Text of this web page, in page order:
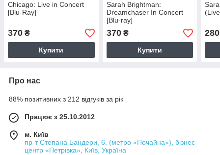
Chicago: Live in Concert
[Blu-Ray]
370 ₴
Купити
Sarah Brightman:
Dreamchaser In Concert
[Blu-ray]
370₴
Купити
280
Про нас
88% позитивних з 212 відгуків за рік
Працює з 25.10.2012
м. Київ
пр-т Степана Бандери, 6. (метро «Почайна»), бізнес-
центр «Петрівка», Київ, Україна